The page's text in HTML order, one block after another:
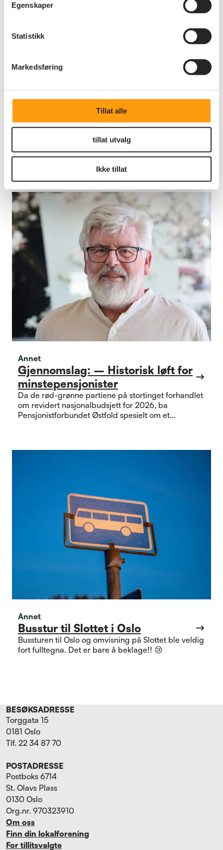
Egenskaper
Statistikk
Markedsføring
Tillat alle
tillat utvalg
Ikke tillat
Annet
Les vårt sommerbrev til deg som tillitsvalgt, frivillig
og medlem her.
Annet
Gjennomslag: – Historisk løft for
minstepensjonister
Da de rød-grønne partiene på stortinget forhandlet
om revidert nasjonalbudsjett for 2026, ba
Pensjonistforbundet Østfold spesielt om et
Annet
Busstur til Slottet i Oslo
Bussturen til Oslo og omvisning på Slottet ble veldig
fort fulltegna. Det er bare å beklage!! 😢
BESØKSADRESSE
Torggata 15
0181 Oslo
Tlf. 22 34 87 70
POSTADRESSE
Postboks 6714
St. Olavs Plass
0130 Oslo
Org.nr. 970323910
Om oss
Finn din lokalforening
For tillitsvalgte